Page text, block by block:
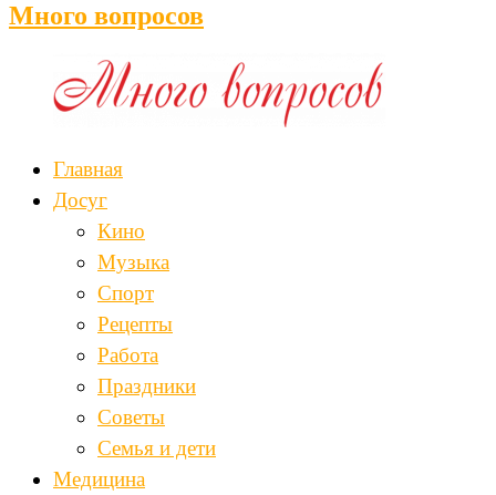
Много вопросов
Главная
Досуг
Кино
Музыка
Спорт
Рецепты
Работа
Праздники
Советы
Семья и дети
Медицина